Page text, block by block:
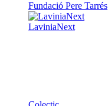
Fundació Pere Tarrés
LaviniaNext